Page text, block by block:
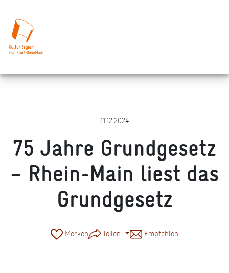
11.12.2024
75 Jahre Grundgesetz
– Rhein-Main liest das
Grundgesetz
Merken Teilen Empfehlen